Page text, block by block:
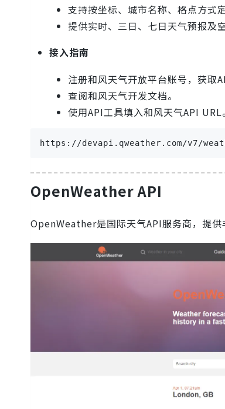
支持按坐标、城市名称、格点方式
提供实时、三日、七日天气预报及
接入指南
注册和风天气开放平台账号，获取
查阅和风天气开发文档。
使用API工具填入和风天气API URL。
https://devapi.qweather.com/v7/
OpenWeather API
OpenWeather是国际天气API服务商，提供